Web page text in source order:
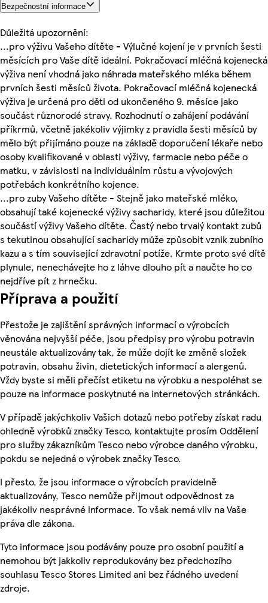
Bezpečnostní informace
Důležitá upozornění:
...pro výživu Vašeho dítěte - Výlučné kojení je v prvních šesti
měsících pro Vaše dítě ideální. Pokračovací mléčná kojenecká
výživa není vhodná jako náhrada mateřského mléka během
prvních šesti měsíců života. Pokračovací mléčná kojenecká
výživa je určená pro děti od ukončeného 9. měsíce jako
součást různorodé stravy. Rozhodnutí o zahájení podávání
příkrmů, včetně jakékoliv výjimky z pravidla šesti měsíců by
mělo být přijímáno pouze na základě doporučení lékaře nebo
osoby kvalifikované v oblasti výživy, farmacie nebo péče o
matku, v závislosti na individuálním růstu a vývojových
potřebách konkrétního kojence.
...pro zuby Vašeho dítěte - Stejně jako mateřské mléko,
obsahují také kojenecké výživy sacharidy, které jsou důležitou
součástí výživy Vašeho dítěte. Častý nebo trvalý kontakt zubů
s tekutinou obsahující sacharidy může způsobit vznik zubního
kazu a s tím související zdravotní potíže. Krmte proto své dítě
plynule, nenechávejte ho z láhve dlouho pít a naučte ho co
nejdříve pít z hrnečku.
Příprava a použití
Přestože je zajištění správných informací o výrobcích
věnována nejvyšší péče, jsou předpisy pro výrobu potravin
neustále aktualizovány tak, že může dojít ke změně složek
potravin, obsahu živin, dietetických informací a alergenů.
Vždy byste si měli přečíst etiketu na výrobku a nespoléhat se
pouze na informace poskytnuté na internetových stránkách.
V případě jakýchkoliv Vašich dotazů nebo potřeby získat radu
ohledně výrobků značky Tesco, kontaktujte prosím Oddělení
pro služby zákazníkům Tesco nebo výrobce daného výrobku,
pokdu se nejedná o výrobek značky Tesco.
I přesto, že jsou informace o výrobcích pravidelně
aktualizovány, Tesco nemůže přijmout odpovědnost za
jakékoliv nesprávné informace. To však nemá vliv na Vaše
práva dle zákona.
Tyto informace jsou podávány pouze pro osobní použití a
nemohou být jakkoliv reprodukovány bez předchozího
souhlasu Tesco Stores Limited ani bez řádného uvedení
zdroje.